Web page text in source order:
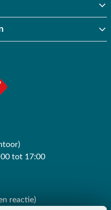
tot 17:00
reactie)